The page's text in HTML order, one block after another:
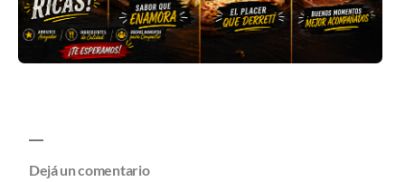
Dejá un comentario